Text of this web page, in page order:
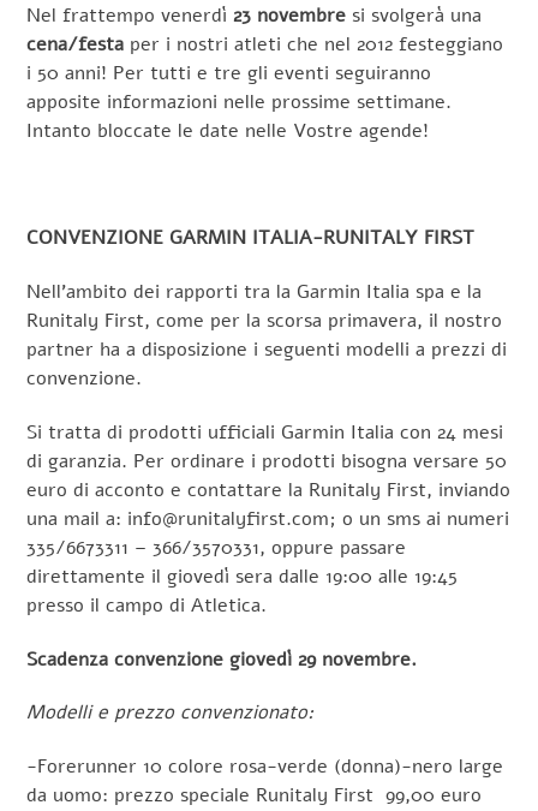
Nel frattempo venerdì23 novembre si svolgerà una
cena/festa per i nostri atleti che nel 2012 festeggiano
i 50 anni! Per tutti e tre gli eventi seguiranno
apposite informazioni nelle prossime settimane.
Intanto bloccate le date nelle Vostre agende!
CONVENZIONE GARMIN ITALIA-RUNITALY FIRST
Nell’ambito dei rapporti tra la Garmin Italia spa e la
Runitaly First, come per la scorsa primavera, il nostro
partner ha a disposizione i seguenti modelli a prezzi di
convenzione.
Si tratta di prodotti ufficiali Garmin Italia con 24 mesi
di garanzia. Per ordinare i prodotti bisogna versare 50
euro di acconto e contattare la Runitaly First, inviando
una mail a: info@runitalyfirst.com; o un sms ai numeri
335/6673311 – 366/3570331, oppure passare
direttamente il giovedì sera dalle 19:00 alle 19:45
presso il campo di Atletica.
Scadenza convenzione giovedì 29 novembre.
Modelli e prezzo convenzionato:
-Forerunner 10 colore rosa-verde (donna)-nero large
da uomo: prezzo speciale Runitaly First 99,00 euro